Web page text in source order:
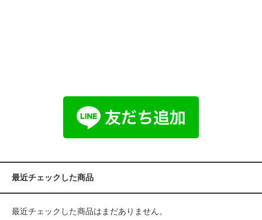
最近チェックした商品
最近チェックした商品はまだありません。